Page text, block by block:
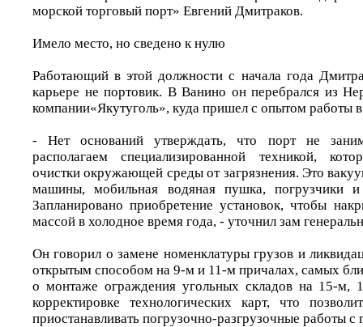
морской торговый порт» Евгений Дмитраков.
Имело место, но сведено к нулю
Работающий в этой должности с начала года
карьере не портовик. В Ванино он перебрался из
компании«Якутуголь», куда пришел с опытом работы
- Нет оснований утверждать, что порт не
располагаем специализированной техникой,
очистки окружающей среды от загрязнения. Это
машины, мобильная водяная пушка, погрузчики
Запланировано приобретение установок, чтобы
массой в холодное время года, - уточнил зам
Он говорил о замене номенклатуры грузов и
открытым способом на 9-м и 11-м причалах, самых
о монтаже ограждения угольных складов на 15-м,
корректировке технологических карт, что
приостанавливать погрузочно-разгрузочные работы